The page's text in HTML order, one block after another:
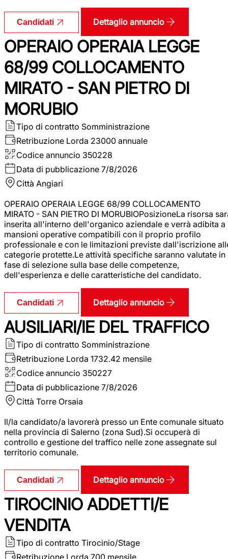
Candidati Dettaglio annuncio
OPERAIO OPERAIA LEGGE
68/99 COLLOCAMENTO
MIRATO - SAN PIETRO DI
MORUBIO
Tipo di contratto Somministrazione
Retribuzione Lorda 23000 annuale
Codice annuncio 350228
Data di pubblicazione 7/8/2026
Città Angiari
OPERAIO OPERAIA LEGGE 68/99 COLLOCAMENTO
MIRATO - SAN PIETRO DI MORUBIOPosizioneLa risorsa
inserita all'interno dell'organico aziendale e verrà adibita a
mansioni operative compatibili con il proprio profilo
professionale e con le limitazioni previste dall'iscrizione
categorie protette.Le attività specifiche saranno valutate in
fase di selezione sulla base delle competenze,
dell'esperienza e delle caratteristiche del candidato.
Candidati Dettaglio annuncio
AUSILIARI/IE DEL TRAFFICO
Tipo di contratto Somministrazione
Retribuzione Lorda 1732.42 mensile
Codice annuncio 350227
Data di pubblicazione 7/8/2026
Città Torre Orsaia
Il/la candidato/a lavorerà presso un Ente comunale situato
nella provincia di Salerno (zona Sud).Si occuperà di
controllo e gestione del traffico nelle zone assegnate sul
territorio comunale.
Candidati Dettaglio annuncio
TIROCINIO ADDETTI/E
VENDITA
Tipo di contratto Tirocinio/Stage
Retribuzione Lorda 700 mensile